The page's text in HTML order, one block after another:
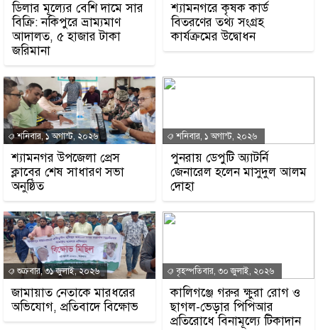
ডিলার মূল্যের বেশি দামে সার
বিক্রি: নকিপুরে ভ্রাম্যমাণ
আদালত, ৫ হাজার টাকা
জরিমানা
শ্যামনগরে কৃষক কার্ড
বিতরণের তথ্য সংগ্রহ
কার্যক্রমের উদ্বোধন
শনিবার, ১ অগাস্ট, ২০২৬
শ্যামনগর উপজেলা প্রেস
ক্লাবের শেষ সাধারণ সভা
অনুষ্ঠিত
শনিবার, ১ অগাস্ট, ২০২৬
পুনরায় ডেপুটি অ্যাটর্নি
জেনারেল হলেন মাসুদুল আলম
দোহা
শুক্রবার, ৩১ জুলাই, ২০২৬
জামায়াত নেতাকে মারধরের
অভিযোগ, প্রতিবাদে বিক্ষোভ
বৃহস্পতিবার, ৩০ জুলাই, ২০২৬
কালিগঞ্জে গরুর ক্ষুরা রোগ ও
ছাগল-ভেড়ার পিপিআর
প্রতিরোধে বিনামূল্যে টিকাদান